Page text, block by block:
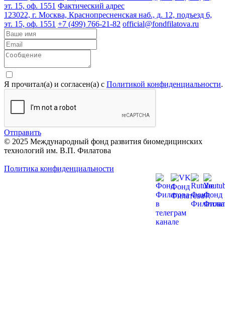
эт. 15, оф. 1551 Фактический адрес
123022, г. Москва, Краснопресненская наб., д. 12, подъезд 6,
эт. 15, оф. 1551 +7 (499) 766-21-82 official@fondfilatova.ru
Я прочитал(а) и согласен(а) с Политикой конфиденциальности.
Отправить
© 2025 Международный фонд развития биомедицинских
технологий им. В.П. Филатова
Политика конфиденциальности